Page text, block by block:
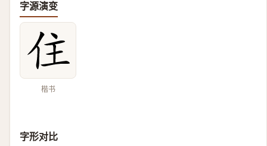
字源演变
楷书
字形对比